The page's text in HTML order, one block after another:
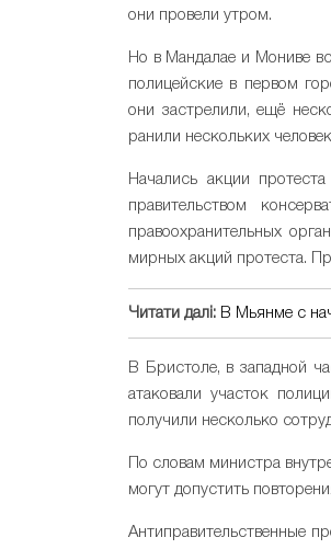
они провели утром.
Но в Мандалае и Мониве
полицейские в первом
они застрелили, ещё
ранили нескольких
Начались акции
правительством
правоохранительных
мирных акций протеста.
Читати далі: В Мьянме с
В Бристоле, в западной
атаковали участок
получили несколько
По словам министра
могут допустить
Антиправительственные